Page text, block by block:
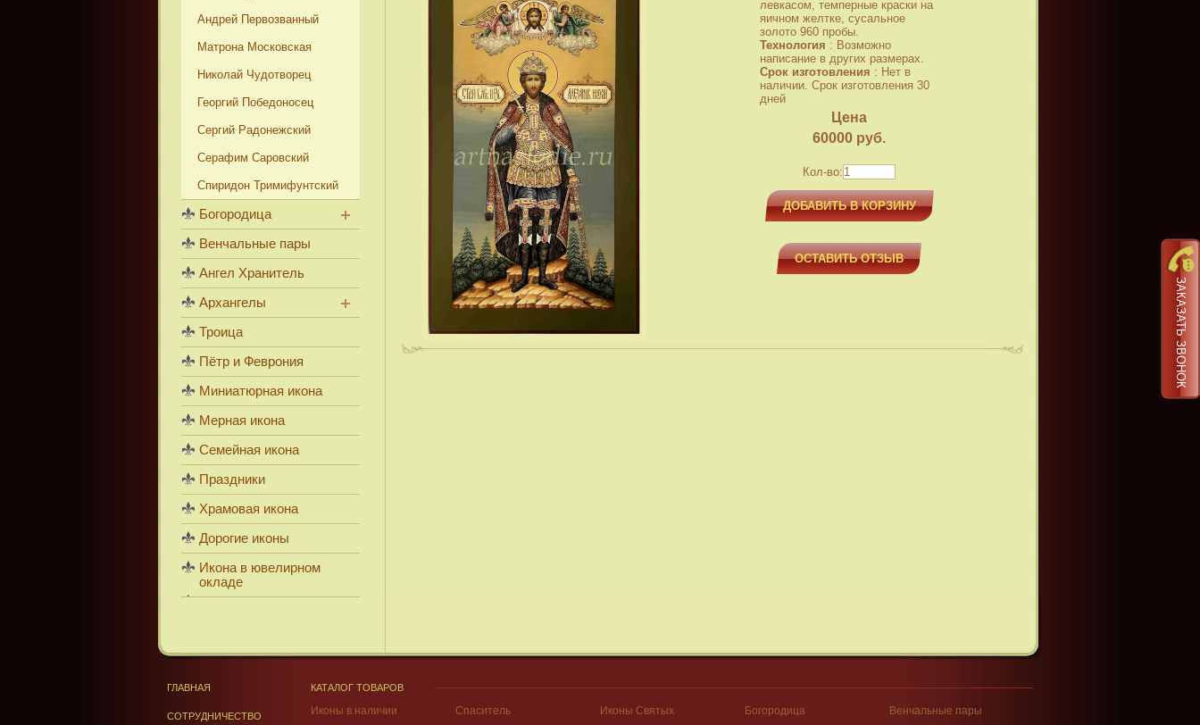
левкасом, темперные краски на
яичном желтке, сусальное
золото 960 пробы.
Технология : Возможно
написание в других размерах.
Срок изготовления : Нет в
наличии. Срок изготовления 30
дней
Цена
60000 руб.
Кол-во:
ДОБАВИТЬ В КОРЗИНУ
ОСТАВИТЬ ОТЗЫВ
Андрей Первозванный
Матрона Московская
Николай Чудотворец
Георгий Победоносец
Сергий Радонежский
Серафим Саровский
Спиридон Тримифунтский
Богородица
Венчальные пары
Ангел Хранитель
Архангелы
Троица
Пётр и Феврония
Миниатюрная икона
Мерная икона
Семейная икона
Праздники
Храмовая икона
Дорогие иконы
Икона в ювелирном
окладе
ЗАКАЗАТЬ ЗВОНОК
ГЛАВНАЯ
СОТРУДНИЧЕСТВО
КАТАЛОГ ТОВАРОВ
Иконы в наличии Спаситель Иконы Святых Богородица Венчальные пары